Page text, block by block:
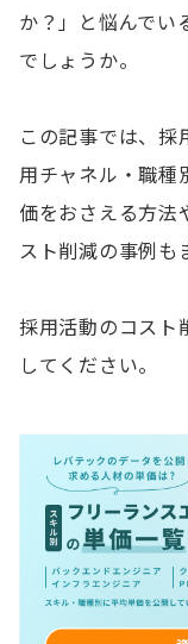
か？」と悩んでい
でしょうか。
この記事では、採
用チャネル・職種
価をおさえる方法
スト削減の事例も
採用活動のコスト
してください。